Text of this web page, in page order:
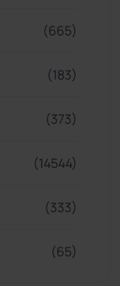
(665)
(183)
(373)
(14544)
(333)
(65)